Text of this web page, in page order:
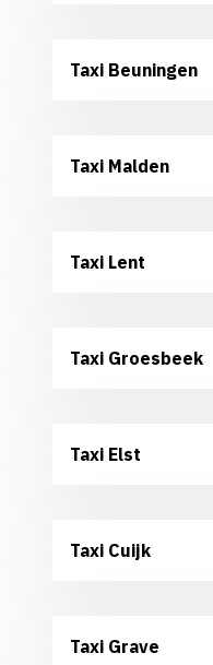
Taxi Beuningen
Taxi Malden
Taxi Lent
Taxi Groesbeek
Taxi Elst
Taxi Cuijk
Taxi Grave